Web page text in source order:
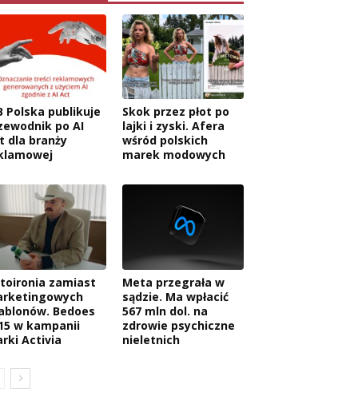
Polska publikuje
po AI
dla branży
Skok przez płot po
lajki i zyski. Afera
wśród polskich
marek modowych
zamiast
Bedoes
w kampanii
Activia
Meta przegrała w
sądzie. Ma wpłacić
567 mln dol. na
zdrowie psychiczne
nieletnich